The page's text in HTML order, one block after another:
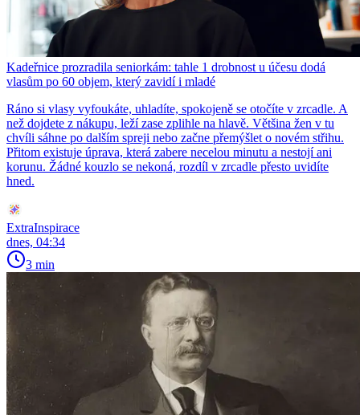
Kadeřnice prozradila seniorkám: tahle 1 drobnost u účesu dodá
vlasům po 60 objem, který zavidí i mladé
Ráno si vlasy vyfoukáte, uhladíte, spokojeně se otočíte v zrcadle. A
než dojdete z nákupu, leží zase zplihle na hlavě. Většina žen v tu
chvíli sáhne po dalším spreji nebo začne přemýšlet o novém střihu.
Přitom existuje úprava, která zabere necelou minutu a nestojí ani
korunu. Žádné kouzlo se nekoná, rozdíl v zrcadle přesto uvidíte
hned.
ExtraInspirace
dnes, 04:34
3 min